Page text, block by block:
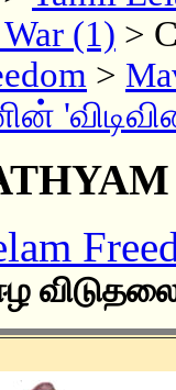
War (1) >
>